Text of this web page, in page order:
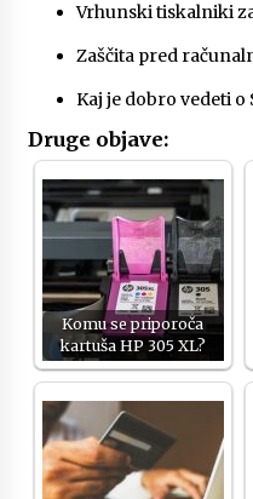
Vrhunski tiskalniki
Zaščita pred
Kaj je dobro vedeti o
Druge objave:
Komu se priporoča
kartuša HP 305 XL?